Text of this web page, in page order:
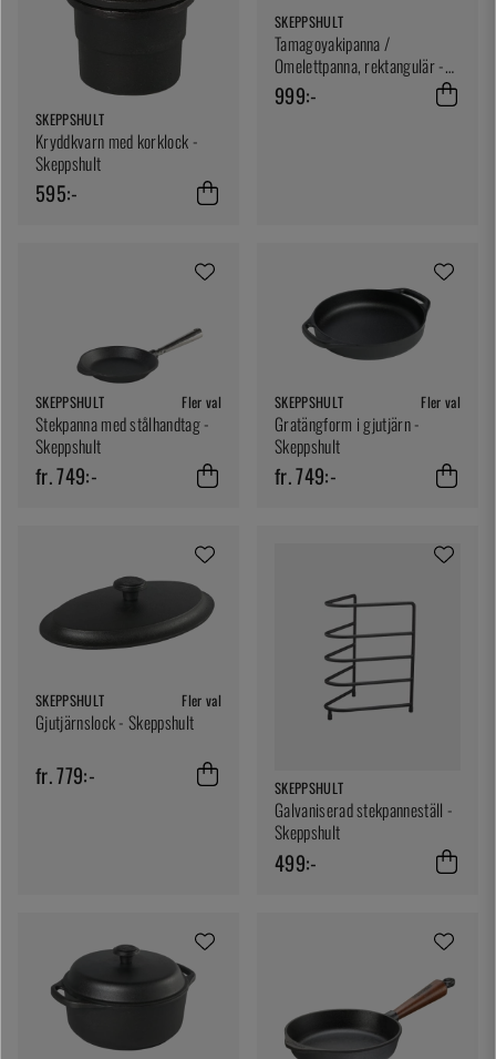
SKEPPSHULT
Kryddkvarn med korklock -
Skeppshult
595:-
SKEPPSHULT
Tamagoyakipanna /
Omelettpanna, rektangulär -
Skeppshult
999:-
SKEPPSHULT Fler val
Stekpanna med stålhandtag -
Skeppshult
fr. 749:-
SKEPPSHULT Fler val
Gratängform i gjutjärn -
Skeppshult
fr. 749:-
SKEPPSHULT Fler val
Gjutjärnslock - Skeppshult
fr. 779:- SKEPPSHULT
Galvaniserad stekpanneställ -
Skeppshult
499:-